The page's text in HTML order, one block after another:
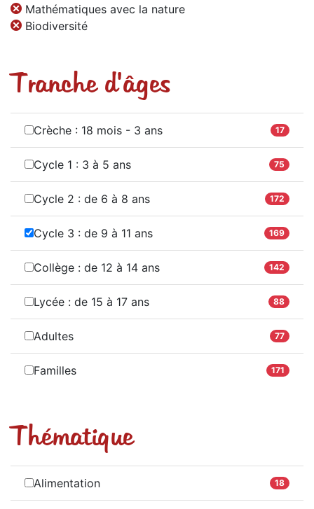
Mathématiques avec la nature
Biodiversité
Tranche d'âges
Crèche : 18 mois - 3 ans 17
Cycle 1 : 3 à 5 ans 75
Cycle 2 : de 6 à 8 ans 172
Cycle 3 : de 9 à 11 ans 169
Collège : de 12 à 14 ans 142
Lycée : de 15 à 17 ans 88
Adultes 77
Familles 171
Thématique
Alimentation 18